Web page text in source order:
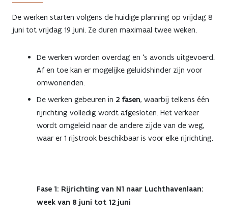
De werken starten volgens de huidige planning op vrijdag 8
juni tot vrijdag 19 juni. Ze duren maximaal twee weken.
De werken worden overdag en ‘s avonds uitgevoerd.
Af en toe kan er mogelijke geluidshinder zijn voor
omwonenden.
De werken gebeuren in 2 fasen, waarbij telkens één
rijrichting volledig wordt afgesloten. Het verkeer
wordt omgeleid naar de andere zijde van de weg,
waar er 1 rijstrook beschikbaar is voor elke rijrichting.
Fase 1: Rijrichting van N1 naar Luchthavenlaan:
week van 8 juni tot 12 juni